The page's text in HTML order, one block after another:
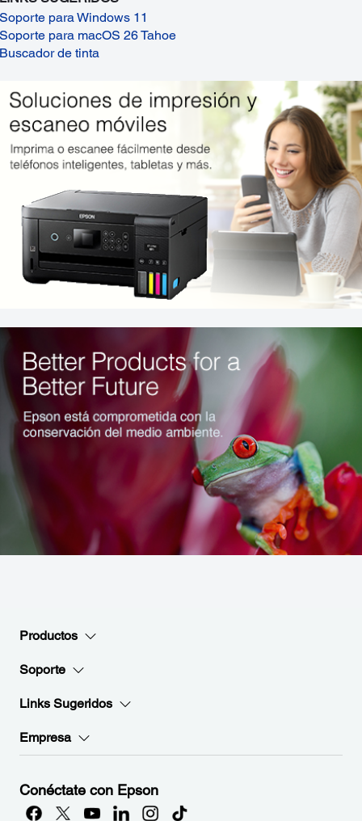
Soporte para Windows 11
Soporte para macOS 26 Tahoe
Buscador de tinta
Productos
Soporte
Links Sugeridos
Empresa
Conéctate con Epson